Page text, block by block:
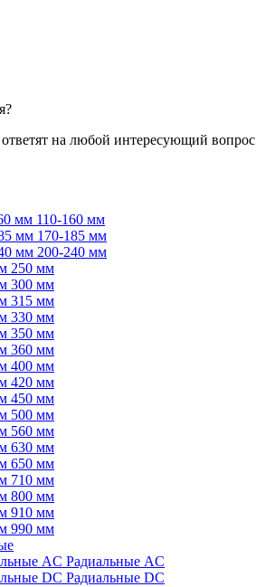
на любой интересующий вопрос
110-160 мм
170-185 мм
200-240 мм
250 мм
300 мм
315 мм
330 мм
350 мм
360 мм
400 мм
420 мм
450 мм
500 мм
560 мм
630 мм
650 мм
710 мм
800 мм
910 мм
990 мм
Радиальные AC
Радиальные DC